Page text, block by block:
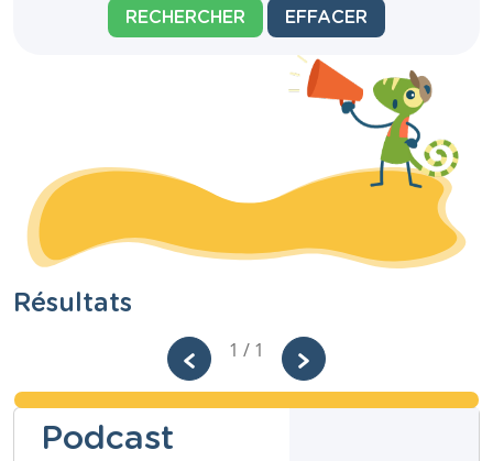
RECHERCHER EFFACER
Résultats
1 / 1
Podcast